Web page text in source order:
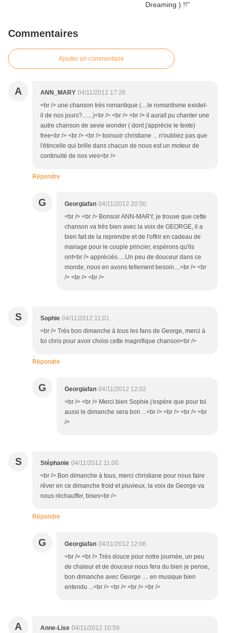
Commentaires
Ajouter un commentaire
A ANN_MARY 04/11/2012 17:26
<br /> une chanson très romantique (....le romantisme existet-
il de nos jours?.......)<br /> <br /> <br /> il aurait pu chanter une
autre chanson de sevie wonder ( dont j'apprécie le texte)
free<br /> <br /> <br /> bonsoir christiane ... n'oubliez pas que
l'étincelle qui brille dans chacun de nous est un moteur de
continuité de nos vies<br />
Répondre
G Georgiafan 04/11/2012 20:50
<br /> <br /> Bonsoir ANN-MARY, je trouve que cette
chanson va très bien avec la voix de GEORGE, il a
bien fait de la reprendre et de l'offrir en cadeau de
mariage pour le couple princier, espérons qu'ils
ont<br /> appréciés.....Un peu de douceur dans ce
monde, nous en avons tellement besoin....<br /> <br
/> <br /> <br />
S Sophie 04/11/2012 11:01
<br /> Très bon dimanche à tous les fans de George, merci à
toi chris pour avoir choisi cette magnifique chanson<br />
Répondre
G Georgiafan 04/11/2012 12:02
<br /> <br /> Merci bien Sophie j'espère que pour toi
aussi le dimanche sera bon ...<br /> <br /> <br /> <br
/>
S Stéphanie 04/11/2012 11:00
<br /> Bon dimanche à tous, merci christiane pour nous faire
rêver en ce dimanche froid et pluvieux, la voix de George va
nous réchauffer, bises<br />
Répondre
G Georgiafan 04/11/2012 12:06
<br /> <br /> Très douce pour notre journée, un peu
de chaleur et de douceur nous fera du bien je pense,
bon dimanche avec George .... en musique bien
entendu ...<br /> <br /> <br /> <br />
A Anne-Lise 04/11/2012 10:59